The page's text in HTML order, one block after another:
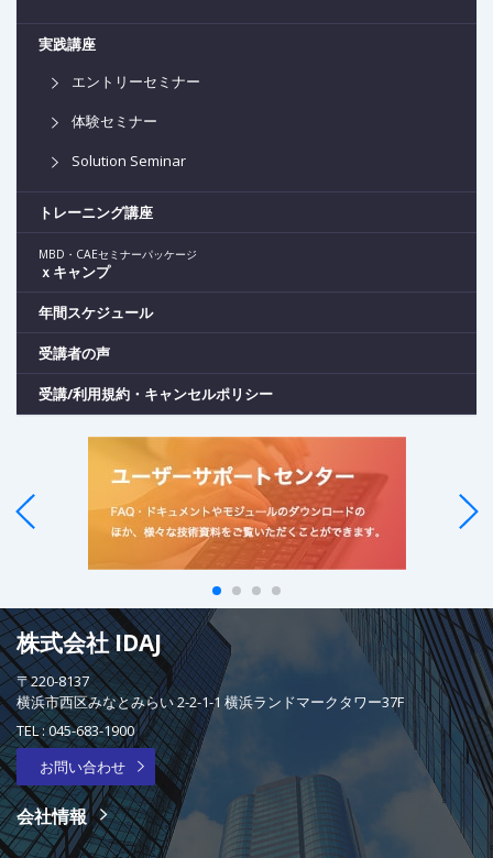
実践講座
エントリーセミナー
体験セミナー
Solution Seminar
トレーニング講座
MBD・CAEセミナーパッケージ
ｘキャンプ
年間スケジュール
受講者の声
受講/利用規約・キャンセルポリシー
株式会社 IDAJ
〒220-8137
横浜市西区みなとみらい 2-2-1-1 横浜ランドマークタワー37F
TEL :045-683-1900
お問い合わせ
会社情報